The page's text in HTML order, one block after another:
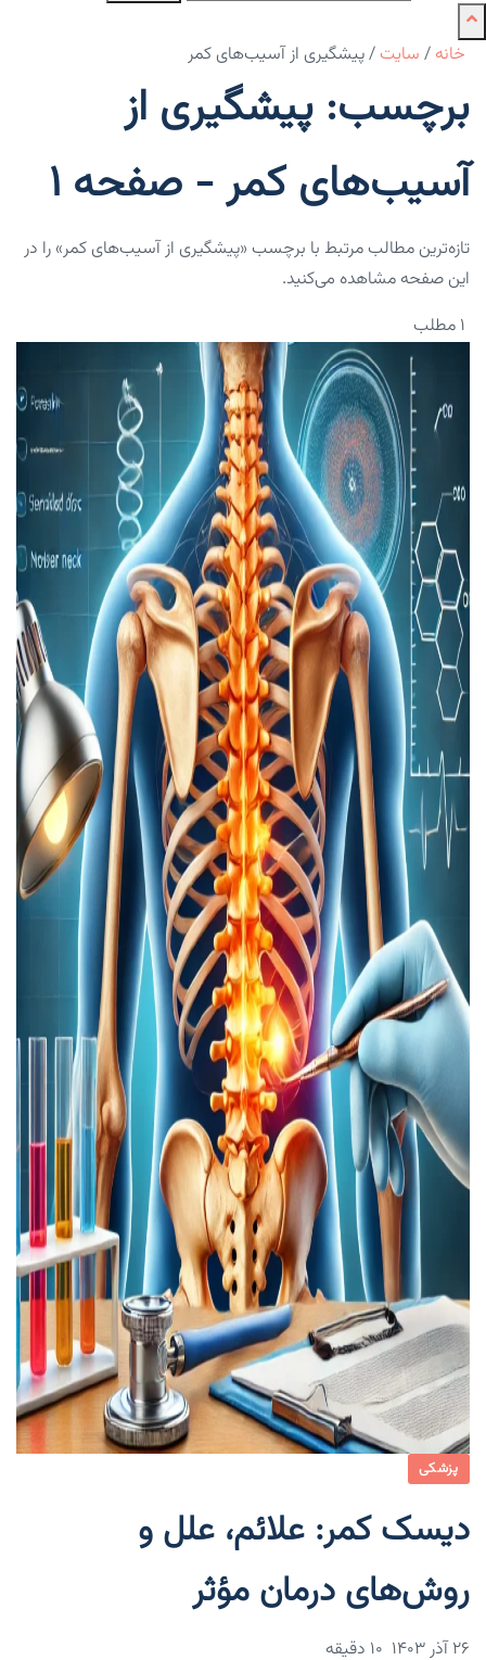
خانه / سایت /پیشگیری از آسیب‌های کمر
برچسب: پیشگیری از
آسیب‌های کمر - صفحه 1
تازه‌ترین مطالب مرتبط با برچسب «پیشگیری از آسیب‌های کمر» را در
این صفحه مشاهده می‌کنید.
۱ مطلب
پزشکی
دیسک کمر: علائم، علل و
روش‌های درمان مؤثر
۲۶ آذر ۱۴۰۳